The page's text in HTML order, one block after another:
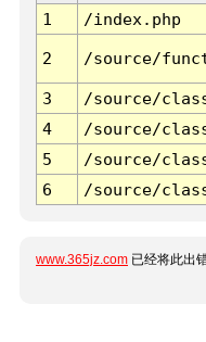
1
/index.php
2 /source/
3 /source/
4
/source/
5
/source/
6
/source/
www.365jz.com 已经将此出